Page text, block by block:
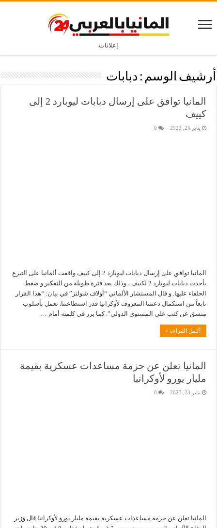
إعلانات
أرشيف الوسم : دبابات
المانيا توافق على إرسال دبابات ليوبارد 2 إلى
كييف
يناير 25, 2023 0
المانيا توافق على إرسال دبابات ليوبارد 2 إلى كييف وافقت ألمانيا على التبرع
بأحدث دبابات ليوبارد 2 لكييف ، وذلك بعد فترة طويلة من التفكير و ضغط
الحلفاء عليها. و قال المستشار الألماني “أولاف شولتز” في بيان: “هذا القرار
نابعاً من استكمال دعمنا المعروف لأوكرانيا قدر استطاعتنا. نعمل بأسلوب
منسق عن كثب على المستوى الدولي”. كما برر في كلمته أمام …
أكمل القراءة »
المانيا تعلن عن حزمة مساعدات عسكرية بقيمة
مليار يورو لأوكرانيا
يناير 23, 2023 0
المانيا تعلن عن حزمة مساعدات عسكرية بقيمة مليار يورو لأوكرانيا قال وزير